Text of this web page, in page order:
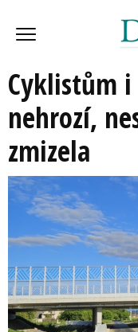
Cyklistům
nehrozí,
zmizela